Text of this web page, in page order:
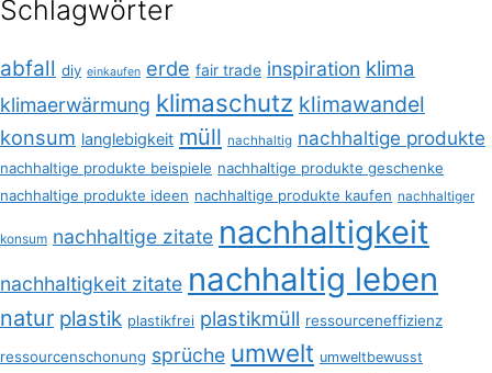
Schlagwörter
abfall diy einkaufen erde fair trade inspiration klima
klimaerwärmung klimaschutz klimawandel
konsum langlebigkeit müll nachhaltig nachhaltige produkte
nachhaltige produkte beispiele nachhaltige produkte geschenke
nachhaltige produkte ideen nachhaltige produkte kaufen nachhaltiger
konsum nachhaltige zitate nachhaltigkeit
nachhaltigkeit zitate nachhaltig leben
natur plastik plastikfrei plastikmüll ressourceneffizienz
ressourcenschonung sprüche umwelt umweltbewusst